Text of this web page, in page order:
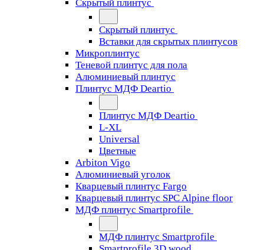
Скрытый плинтус
Скрытый плинтус
Вставки для скрытых плинтусов
Микроплинтус
Теневой плинтус для пола
Алюминиевый плинтус
Плинтус МДФ Deartio
Плинтус МДФ Deartio
L-XL
Universal
Цветные
Arbiton Vigo
Алюминиевый уголок
Кварцевый плинтус Fargo
Кварцевый плинтус SPC Alpine floor
МДФ плинтус Smartprofile
МДФ плинтус Smartprofile